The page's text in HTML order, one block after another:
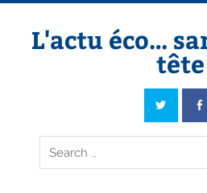
Skip
contentL'actu éco…
tête
L'actu éco… sans prise de tête